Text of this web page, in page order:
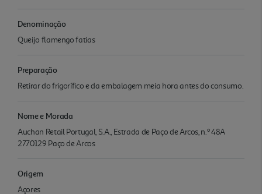
Denominação
Queijo flamengo fatias
Preparação
Retirar do frigorífico e da embalagem meia hora antes do consumo.
Nome e Morada
Auchan Retail Portugal, S.A., Estrada de Paço de Arcos, n.º 48A
2770129 Paço de Arcos
Origem
Açores